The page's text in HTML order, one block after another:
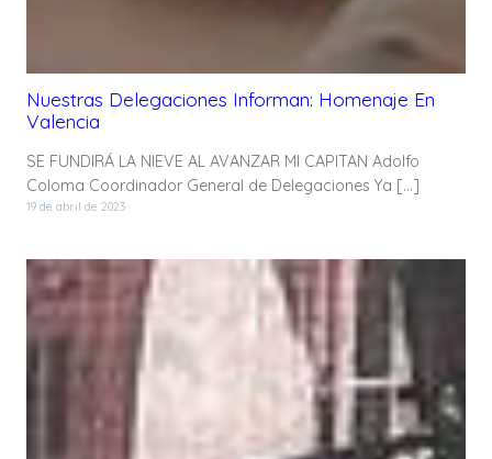
Nuestras Delegaciones Informan: Homenaje En
Valencia
SE FUNDIRÁ LA NIEVE AL AVANZAR MI CAPITAN Adolfo
Coloma Coordinador General de Delegaciones Ya […]
19 de abril de 2023